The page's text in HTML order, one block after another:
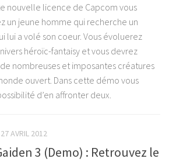
nouvelle licence de Capcom vous
un jeune homme qui recherche un
lui a volé son coeur. Vous évoluerez
héroïc-fantaisy et vous devrez
nombreuses et imposantes créatures
ouvert. Dans cette démo vous
d’en affronter deux.
27 AVRIL 2012
3 (Demo) : Retrouvez le